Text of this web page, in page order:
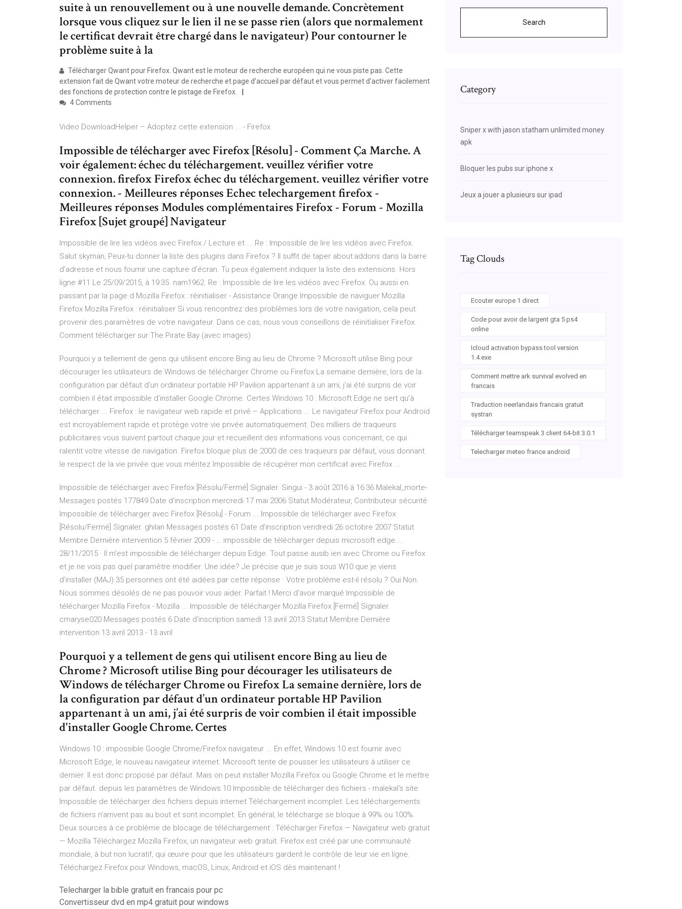
suite à un renouvellement ou à une nouvelle demande. Concrètement
lorsque vous cliquez sur le lien il ne se passe rien (alors que normalement
le certificat devrait être chargé dans le navigateur) Pour contourner le
problème suite à la
Télécharger Qwant pour Firefox. Qwant est le moteur de recherche européen qui ne vous piste pas. Cette
extension fait de Qwant votre moteur de recherche et page d'accueil par défaut et vous permet d'activer facilement
des fonctions de protection contre le pistage de Firefox.
4 Comments
Video DownloadHelper – Adoptez cette extension ... - Firefox
Impossible de télécharger avec Firefox [Résolu] - Comment Ça Marche. A
voir également: échec du téléchargement. veuillez vérifier votre
connexion. firefox Firefox échec du téléchargement. veuillez vérifier votre
connexion. - Meilleures réponses Echec telechargement firefox -
Meilleures réponses Modules complémentaires Firefox - Forum - Mozilla
Firefox [Sujet groupé] Navigateur
Impossible de lire les vidéos avec Firefox / Lecture et ... Re : Impossible de lire les vidéos avec Firefox.
Salut skyman, Peux-tu donner la liste des plugins dans Firefox ? Il suffit de taper about:addons dans la barre
d'adresse et nous fournir une capture d'écran. Tu peux également indiquer la liste des extensions. Hors
ligne #11 Le 25/09/2015, à 19:35. nam1962. Re : Impossible de lire les vidéos avec Firefox. Ou aussi en
passant par la page d Mozilla Firefox : réinitialiser - Assistance Orange Impossible de naviguer Mozilla
Firefox Mozilla Firefox : réinitialiser Si vous rencontrez des problèmes lors de votre navigation, cela peut
provenir des paramètres de votre navigateur. Dans ce cas, nous vous conseillons de réinitialiser Firefox.
Comment télécharger sur The Pirate Bay (avec images)
Pourquoi y a tellement de gens qui utilisent encore Bing au lieu de Chrome ? Microsoft utilise Bing pour
décourager les utilisateurs de Windows de télécharger Chrome ou Firefox La semaine dernière, lors de la
configuration par défaut d’un ordinateur portable HP Pavilion appartenant à un ami, j’ai été surpris de voir
combien il était impossible d'installer Google Chrome. Certes Windows 10 : Microsoft Edge ne sert qu'à
télécharger ... Firefox : le navigateur web rapide et privé – Applications ... Le navigateur Firefox pour Android
est incroyablement rapide et protège votre vie privée automatiquement. Des milliers de traqueurs
publicitaires vous suivent partout chaque jour et recueillent des informations vous concernant, ce qui
ralentit votre vitesse de navigation. Firefox bloque plus de 2000 de ces traqueurs par défaut, vous donnant
le respect de la vie privée que vous méritez Impossible de récupérer mon certificat avec Firefox ...
Impossible de télécharger avec Firefox [Résolu/Fermé] Signaler. Singui - 3 août 2016 à 16:36 Malekal_morte-
Messages postés 177849 Date d'inscription mercredi 17 mai 2006 Statut Modérateur, Contributeur sécurité
Impossible de télécharger avec Firefox [Résolu] - Forum ... Impossible de télécharger avec Firefox
[Résolu/Fermé] Signaler. ghilan Messages postés 61 Date d'inscription vendredi 26 octobre 2007 Statut
Membre Dernière intervention 5 février 2009 - … impossible de télécharger depuis microsoft edge ...
28/11/2015 · Il m'est impossible de télécharger depuis Edge. Tout passe ausib ien avec Chrome ou Firefox
et je ne vois pas quel paramètre modifier. Une idée? Je précise que je suis sous W10 que je viens
d'installer (MAJ) 35 personnes ont été aidées par cette réponse · Votre problème est-il résolu ? Oui Non.
Nous sommes désolés de ne pas pouvoir vous aider. Parfait ! Merci d'avoir marqué Impossible de
télécharger Mozilla Firefox - Mozilla ... Impossible de télécharger Mozilla Firefox [Fermé] Signaler.
cmaryse020 Messages postés 6 Date d'inscription samedi 13 avril 2013 Statut Membre Dernière
intervention 13 avril 2013 - 13 avril
Pourquoi y a tellement de gens qui utilisent encore Bing au lieu de
Chrome ? Microsoft utilise Bing pour décourager les utilisateurs de
Windows de télécharger Chrome ou Firefox La semaine dernière, lors de
la configuration par défaut d’un ordinateur portable HP Pavilion
appartenant à un ami, j’ai été surpris de voir combien il était impossible
d'installer Google Chrome. Certes
Windows 10 : impossible Google Chrome/Firefox navigateur ... En effet, Windows 10 est fournir avec
Microsoft Edge, le nouveau navigateur internet. Microsoft tente de pousser les utilisateurs à utiliser ce
dernier. Il est donc proposé par défaut. Mais on peut installer Mozilla Firefox ou Google Chrome et le mettre
par défaut. depuis les paramètres de Windows 10 Impossible de télécharger des fichiers - malekal's site
Impossible de télécharger des fichiers depuis internet Téléchargement incomplet. Les téléchargements
de fichiers n’arrivent pas au bout et sont incomplet. En général, le télécharge se bloque à 99% ou 100%.
Deux sources à ce problème de blocage de téléchargement : Télécharger Firefox — Navigateur web gratuit
— Mozilla Téléchargez Mozilla Firefox, un navigateur web gratuit. Firefox est créé par une communauté
mondiale, à but non lucratif, qui œuvre pour que les utilisateurs gardent le contrôle de leur vie en ligne.
Téléchargez Firefox pour Windows, macOS, Linux, Android et iOS dès maintenant !
Telecharger la bible gratuit en francais pour pc
Convertisseur dvd en mp4 gratuit pour windows
Search
Category
Sniper x with jason statham unlimited money
apk
Bloquer les pubs sur iphone x
Jeux a jouer a plusieurs sur ipad
Tag Clouds
Ecouter europe 1 direct
Code pour avoir de largent gta 5 ps4
online
Icloud activation bypass tool version
1.4.exe
Comment mettre ark survival evolved en
francais
Traduction neerlandais francais gratuit
systran
Télécharger teamspeak 3 client 64-bit 3.0.1
Telecharger meteo france android